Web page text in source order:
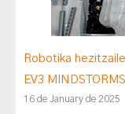
Robotika
EV3
16 de January de 2025